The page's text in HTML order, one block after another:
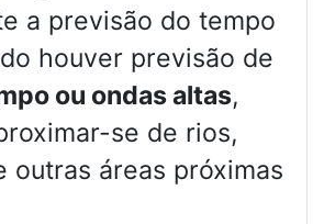
a previsão do tempo
houver previsão de
ou ondas altas,
se de rios,
outras áreas próximas